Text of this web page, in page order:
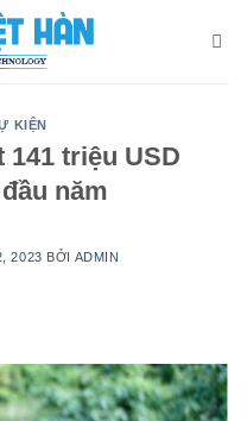
KIỆN
141 triệu USD
năm
2023 BỞI ADMIN